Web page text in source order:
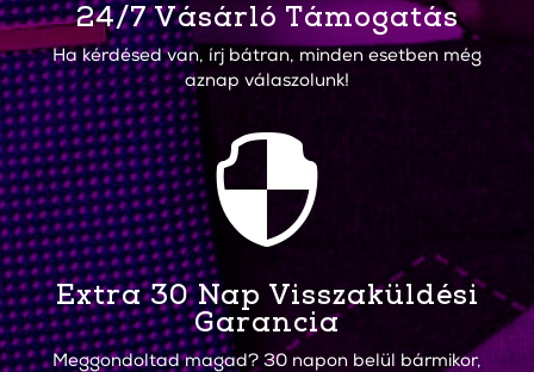
24/7 Vásárló Támogatás
Ha kérdésed van, írj bátran, minden esetben még
aznap válaszolunk!

Extra 30 Nap Visszaküldési
Garancia
Meggondoltad magad? 30 napon belül bármikor,